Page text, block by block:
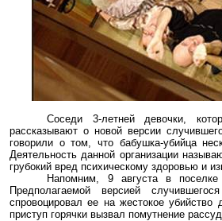
Соседи 3-летней девочки,
рассказывают о новой версии
говорили о том, что бабушка-убийца
Деятельность данной организации
грубокий вред психическому здоровью и
Напомним, 9 августа в
Предполагаемой версией
спровоцировал ее на жестокое
приступ горячки вызвал помутнение